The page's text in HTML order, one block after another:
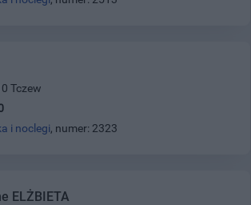
Tczew
i noclegi, numer: 2323
ELŻBIETA